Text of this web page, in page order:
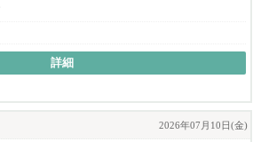
アイデアや夢を実現させることが可能で
しませんか？
ています！
詳細
2026年07月10日(金)